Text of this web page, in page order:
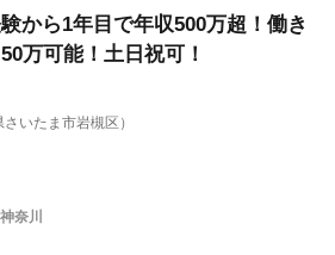
から1年目で年収500万超！働き
万可能！土日祝可！
さいたま市岩槻区）
奈川